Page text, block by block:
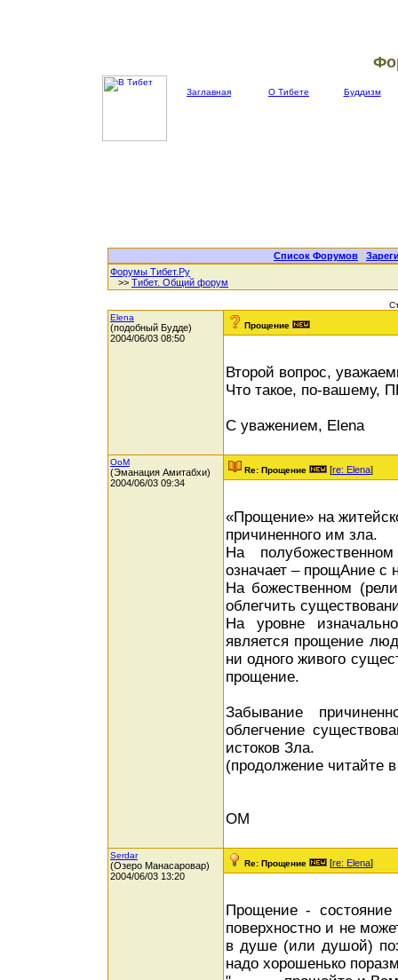
Заглавная О Тибете Буддизм
Список Форумов |
Форумы Тибет.Ру
>> Тибет. Общий форум
Elena
(подобный Будде)
2004/06/03 08:50
Прощение
Второй вопрос,
Что такое, по-
С уважением, Elena
OoM
(Эманация Амитабхи)
2004/06/03 09:34
Re: Прощение [re: Elena]
«Прощение» на
причиненного им зла.
На
означает – прощАние
На божественном
облегчить
На уровне
является прощение
ни одного живого
прощение.
Забывание
облегчение
истоков Зла.
(продолжение читайте
ОМ
Serdar
(Озеро Манасаровар)
2004/06/03 13:20
Re: Прощение [re: Elena]
Прощение -
поверхностно и не
в душе (или душой)
надо хорошенько